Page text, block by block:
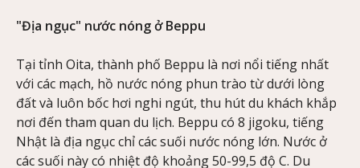
"Địa ngục" nước nóng ở Beppu
Tại tỉnh Oita, thành phố Beppu là nơi nổi tiếng nhất
với các mạch, hồ nước nóng phun trào từ dưới lòng
đất và luôn bốc hơi nghi ngút, thu hút du khách khắp
nơi đến tham quan du lịch. Beppu có 8 jigoku, tiếng
Nhật là địa ngục chỉ các suối nước nóng lớn. Nước ở
các suối này có nhiệt độ khoảng 50-99,5 độ C. Du